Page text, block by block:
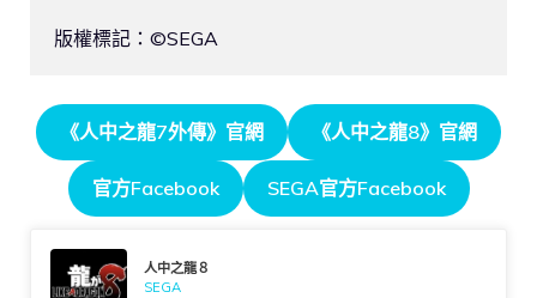
版權標記：©SEGA
《人中之龍7外傳》官網 《人中之龍8》官網
官方Facebook SEGA官方Facebook
人中之龍８
SEGA